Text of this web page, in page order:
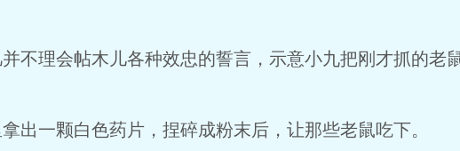
不理会帖木儿各种效忠的誓言，示意小九把刚才抓的老
出一颗白色药片，捏碎成粉末后，让那些老鼠吃下。